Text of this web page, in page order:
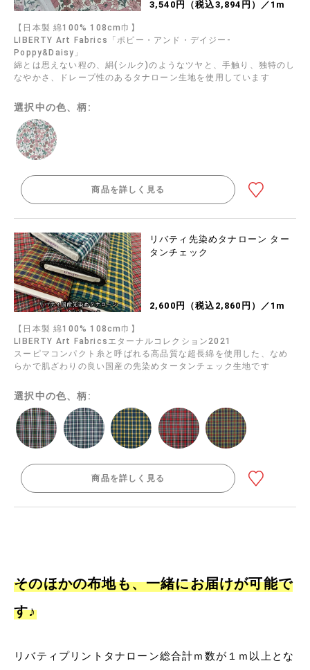
3,540円（税込3,894円）／1m
【日本製 綿100% 108cm巾】
LIBERTY Art Fabrics「ポピー・アンド・デイジー-
Poppy&Daisy」
綿とは思えない程の、絹(シルク)のようなツヤと、手触り、独特のし
なやかさ、ドレープ性のあるタナローン生地を使用しています
選択中の色、柄:
商品を詳しく見る
リバティ先染めタナローン ター
タンチェック
2,600円（税込2,860円）／1m
【日本製 綿100% 108cm巾】
LIBERTY Art Fabricsエターナルコレクション2021
スーピマコンパクト糸と呼ばれる高品質な超長綿を使用した、なめ
らかで肌ざわりの良い国産の先染めタータンチェック生地です
選択中の色、柄:
商品を詳しく見る
そのほかの布地も、一緒にお届けが可能で
す♪
リバティプリントタナローン総合計ｍ数が１ｍ以上とな